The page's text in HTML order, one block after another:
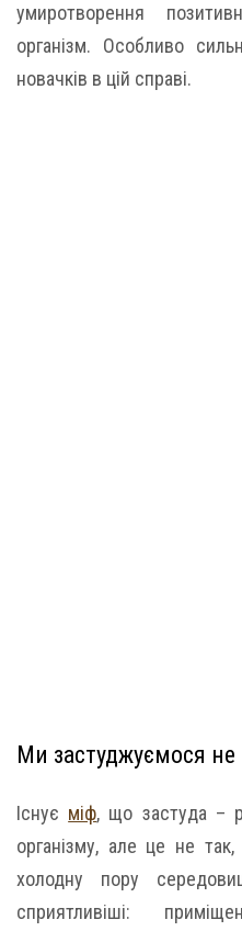
умиротворення
організм. Особливо
новачків в цій справі.
Ми застуджуємося не
Існує міф, що застуда –
організму, але це не
холодну пору
сприятливіші: